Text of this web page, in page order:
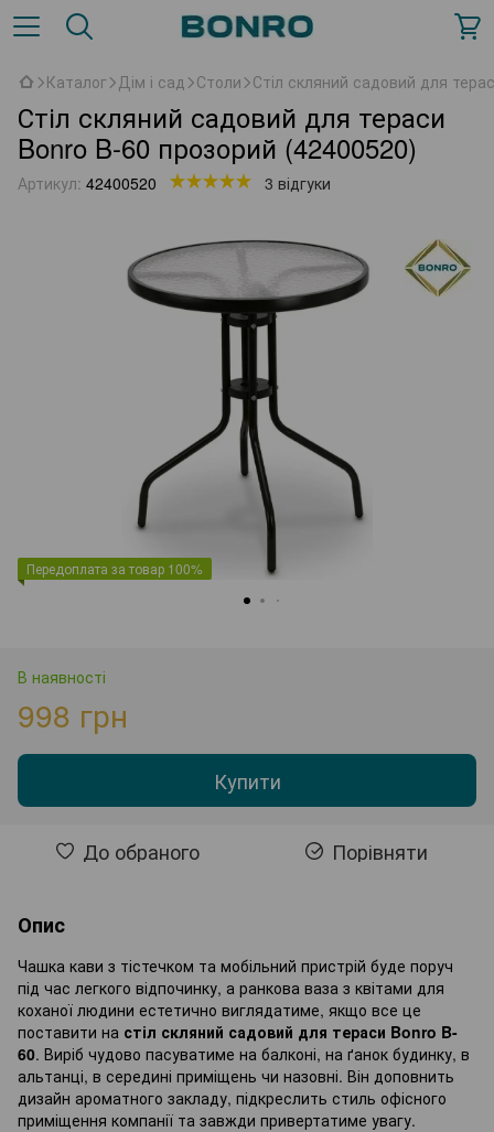
Каталог Дім і сад Столи Стіл скляний садовий для
Стіл скляний садовий для тераси
Bonro B-60 прозорий (42400520)
Артикул: 42400520 3 відгуки
Передоплата за товар 100%
В наявності
998 грн
Купити
До обраного Порівняти
Опис
Чашка кави з тістечком та мобільний пристрій буде поруч
під час легкого відпочинку, а ранкова ваза з квітами для
коханої людини естетично виглядатиме, якщо все це
поставити на стіл скляний садовий для тераси Bonro B-
60. Виріб чудово пасуватиме на балконі, на ґанок будинку, в
альтанці, в середині приміщень чи назовні. Він доповнить
дизайн ароматного закладу, підкреслить стиль офісного
приміщення компанії та завжди привертатиме увагу.